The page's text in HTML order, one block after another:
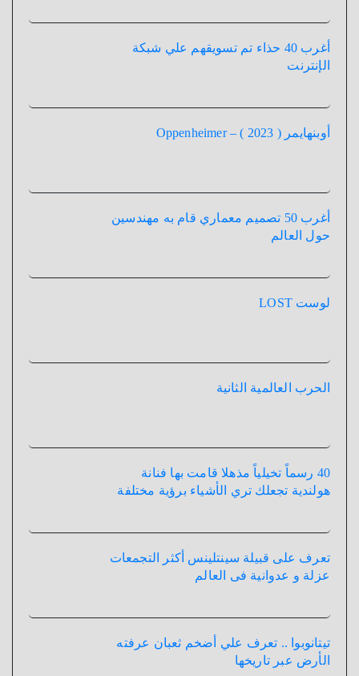
أغرب 40 حذاء تم تسويقهم علي شبكة
الإنترنت
أوبنهايمر ( 2023 ) – Oppenheimer
أغرب 50 تصميم معماري قام به مهندسين
حول العالم
لوست LOST
الحرب العالمية الثانية
40 رسماً تخيلياً مذهلا قامت بها فنانة
هولندية تجعلك تري الأشياء برؤية مختلفة
تعرف على قبيلة سينتلينس أكثر التجمعات
عزلة و عدوانية فى العالم
تيتانوبوا .. تعرف علي أضخم ثعبان عرفته
الأرض عبر تاريخها